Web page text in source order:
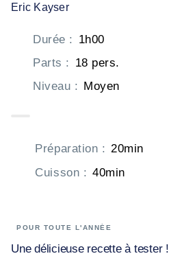
Eric Kayser
Durée : 1h00
Parts : 18 pers.
Niveau : Moyen
Préparation : 20min
Cuisson : 40min
POUR TOUTE L'ANNÉE
Une délicieuse recette à tester !